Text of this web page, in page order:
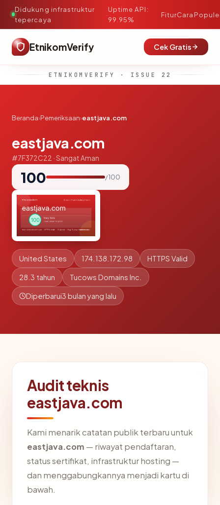
Didukung infrastruktur
tepercaya
·
Uptime API:
99.95%
FiturCara
EtnikomVerify Cek Gratis
ETNIKOMVERIFY · ISSUE 22
Beranda›Pemeriksaan›eastjava.com
eastjava.com
#7F372C22 · Sangat Aman
100 / 100
United States 174.138.172.98 HTTPS Valid
28.3 tahun Tucows Domains Inc.
Diperbarui3 bulan yang lalu
Audit teknis
eastjava.com
Kami menarik catatan publik terbaru untuk
eastjava.com — riwayat pendaftaran,
status sertifikat, infrastruktur hosting —
dan menggabungkannya menjadi kartu di
bawah.